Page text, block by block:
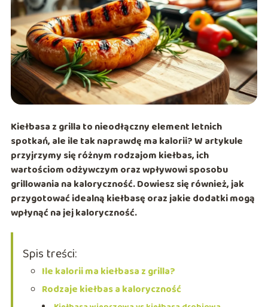
Kiełbasa z grilla to nieodłączny element letnich
spotkań, ale ile tak naprawdę ma kalorii? W artykule
przyjrzymy się różnym rodzajom kiełbas, ich
wartościom odżywczym oraz wpływowi sposobu
grillowania na kaloryczność. Dowiesz się również, jak
przygotować idealną kiełbasę oraz jakie dodatki mogą
wpłynąć na jej kaloryczność.
Spis treści:
Ile kalorii ma kiełbasa z grilla?
Rodzaje kiełbas a kaloryczność